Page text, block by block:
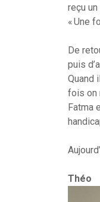
reçu
« Une
De
puis
Quand
fois on
Fatma
Théo